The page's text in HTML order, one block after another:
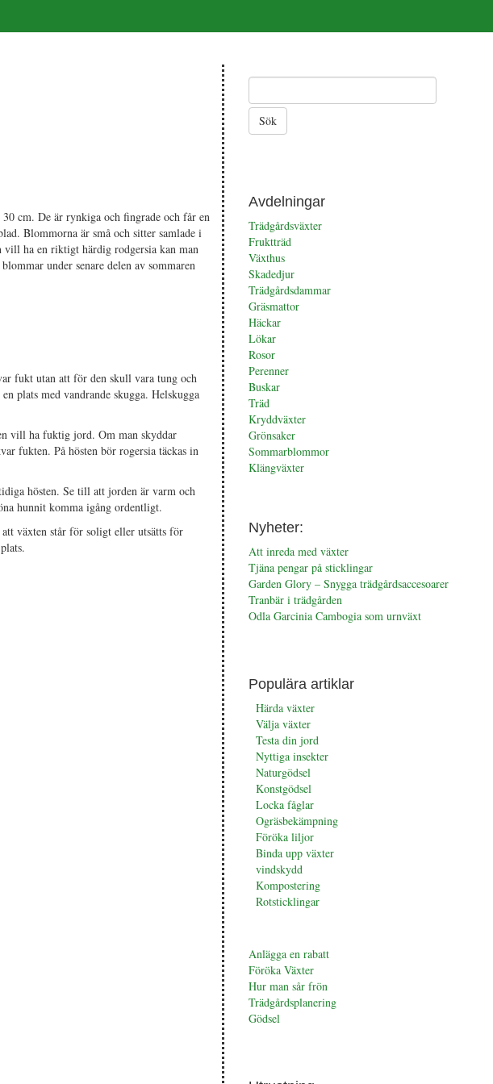
cm. De är rynkiga och fingrade och får en
Blommorna är små och sitter samlade i
ha en riktigt härdig rodgersia kan man
under senare delen av sommaren
fukt utan att för den skull vara tung och
plats med vandrande skugga. Helskugga
vill ha fuktig jord. Om man skyddar
fukten. På hösten bör rogersia täckas in
hösten. Se till att jorden är varm och
hunnit komma igång ordentligt.
växten står för soligt eller utsätts för
Avdelningar
Trädgårdsväxter
Fruktträd
Växthus
Skadedjur
Trädgårdsdammar
Gräsmattor
Häckar
Lökar
Rosor
Perenner
Buskar
Träd
Kryddväxter
Grönsaker
Sommarblommor
Klängväxter
Nyheter:
Att inreda med växter
Tjäna pengar på sticklingar
Garden Glory – Snygga trädgårdsaccesoarer
Tranbär i trädgården
Odla Garcinia Cambogia som urnväxt
Populära artiklar
Härda växter
Välja växter
Testa din jord
Nyttiga insekter
Naturgödsel
Konstgödsel
Locka fåglar
Ogräsbekämpning
Föröka liljor
Binda upp växter
vindskydd
Kompostering
Rotsticklingar
Anlägga en rabatt
Föröka Växter
Hur man sår frön
Trädgårdsplanering
Gödsel